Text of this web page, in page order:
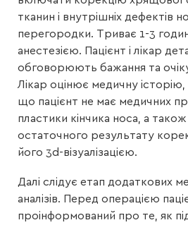
тканин і внутрішніх дефектів
перегородки. Триває 1-3
анестезією. Пацієнт і лікар
обговорюють бажання та
Лікар оцінює медичну
що пацієнт не має медичних
пластики кінчика носа, а
остаточного результату
його 3d-візуалізацією.
Далі слідує етап додаткових
аналізів. Перед операцією
проінформований про те, як